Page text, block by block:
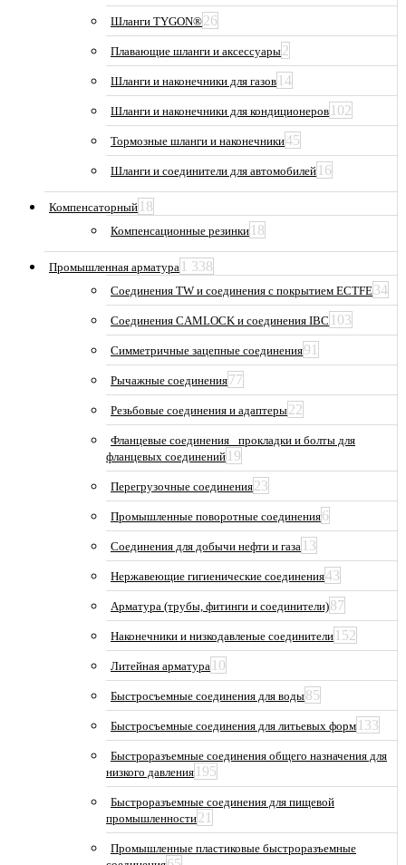
Шланги TYGON®26
Плавающие шланги и аксессуары2
Шланги и наконечники для газов 14
Шланги и наконечники для кондиционеров 102
Тормозные шланги и наконечники45
Шланги и соединители для автомобилей 16
Компенсаторный 18
Компенсационные резинки 18
Промышленная арматура 1 338
Соединения TW и соединения с покрытием ECTFE34
Соединения CAMLOCK и соединения IBC 103
Симметричные зацепные соединения91
Рычажные соединения77
Резьбовые соединения и адаптеры22
Фланцевые соединения_ прокладки и болты для
фланцевых соединений 19
Перегрузочные соединения23
Промышленные поворотные соединения6
Соединения для добычи нефти и газа 13
Нержавеющие гигиенические соединения43
Арматура (трубы, фитинги и соединители)87
Наконечники и низкодавленые соединители 152
Литейная арматура 10
Быстросъемные соединения для воды85
Быстросъемные соединения для литьевых форм 133
Быстроразъемные соединения общего назначения для
низкого давления 195
Быстроразъемные соединения для пищевой
промышленности21
Промышленные пластиковые быстроразъемные